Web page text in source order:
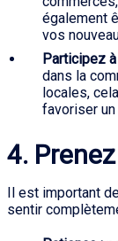
également
vos
Participez
dans la
locales,
favoriser
4.
Il est important
sentir